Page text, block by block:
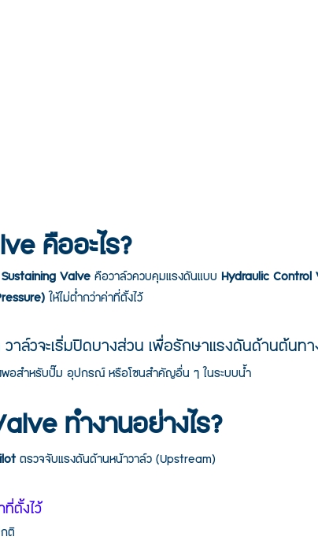
คืออะไร?
Valve คือวาล์วควบคุมแรงดันแบบ Hydraulic Control
ให้ไม่ต่ำกว่าค่าที่ตั้งไว้
าล์วจะเริ่มปิดบางส่วน เพื่อรักษาแรงดันด้านต้นทา
พอสำหรับปั๊ม อุปกรณ์ หรือโซนสำคัญอื่น ๆ ในระบบน้ำ
ทำงานอย่างไร?
ตรวจจับแรงดันด้านหน้าวาล์ว (Upstream)
ตั้งไว้
กติ